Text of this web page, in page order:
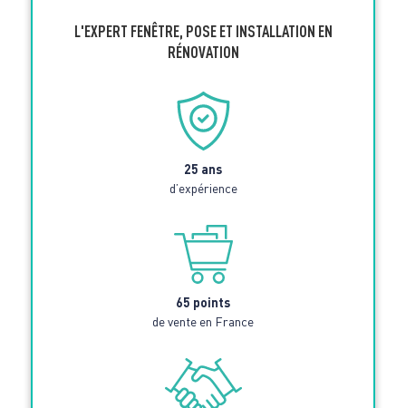
L'EXPERT FENÊTRE, POSE ET INSTALLATION EN
RÉNOVATION
25 ans
d’expérience
65 points
de vente en France